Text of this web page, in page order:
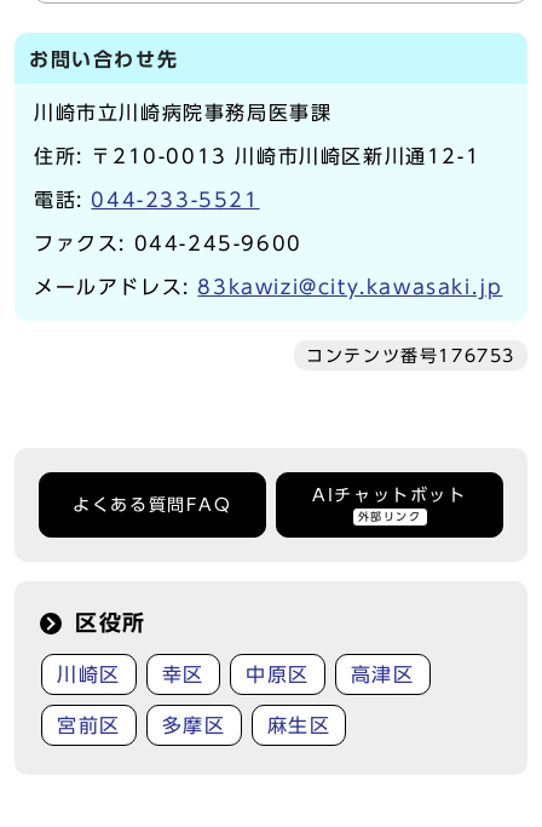
お問い合わせ先
川崎市立川崎病院事務局医事課
住所: 〒210-0013 川崎市川崎区新川通12-1
電話: 044-233-5521
ファクス: 044-245-9600
メールアドレス:83kawizi@city.kawasaki.jp
コンテンツ番号176753
よくある質問FAQ
AIチャットボット
外部リンク
区役所
川崎区 幸区 中原区 高津区
宮前区 多摩区 麻生区